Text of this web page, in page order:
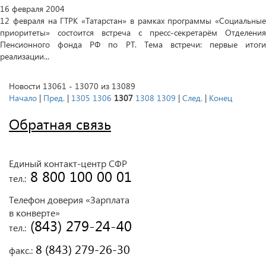
16 февраля 2004
12 февраля на ГТРК «Татарстан» в рамках программы «Социальные
приоритеты» состоится встреча с пресс-секретарём Отделения
Пенсионного фонда РФ по РТ. Тема встречи: первые итоги
реализации...
Новости 13061 - 13070 из 13089
Начало | Пред. | 1305 1306 1307 1308 1309 | След. | Конец
Обратная связь
Единый контакт-центр СФР
тел.: 8 800 100 00 01
Телефон доверия «Зарплата
в конверте»
тел.: (843) 279-24-40
факс.: 8 (843) 279-26-30